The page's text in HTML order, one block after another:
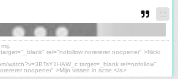
rel="nofollow norererer noopener" >Nicki
watch?v=3BTsY1HAW_c target=_blank rel=nofollow"
noopener" >Mijn vissen in actie.</a>